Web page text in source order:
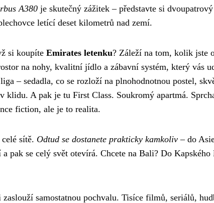
A380 je skutečný zážitek – představte si
letící deset kilometrů nad zemí.
si koupíte Emirates letenku? Záleží na tom, kolik jste
na nohy, kvalitní jídlo a zábavní systém, který vás
– sedadla, co se rozloží na plnohodnotnou postel,
klidu. A pak je tu First Class. Soukromý apartmá.
fiction, ale je to realita.
sítě. Odtud se dostanete prakticky kamkoliv – do
pak se celý svět otevírá. Chcete na Bali? Do
zaslouží samostatnou pochvalu. Tisíce filmů, seriálů,